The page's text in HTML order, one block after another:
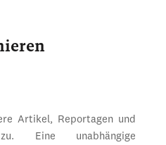
Artikel, Reportagen und
Eine unabhängige